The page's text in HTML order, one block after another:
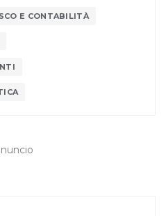
E CONTABILITÀ